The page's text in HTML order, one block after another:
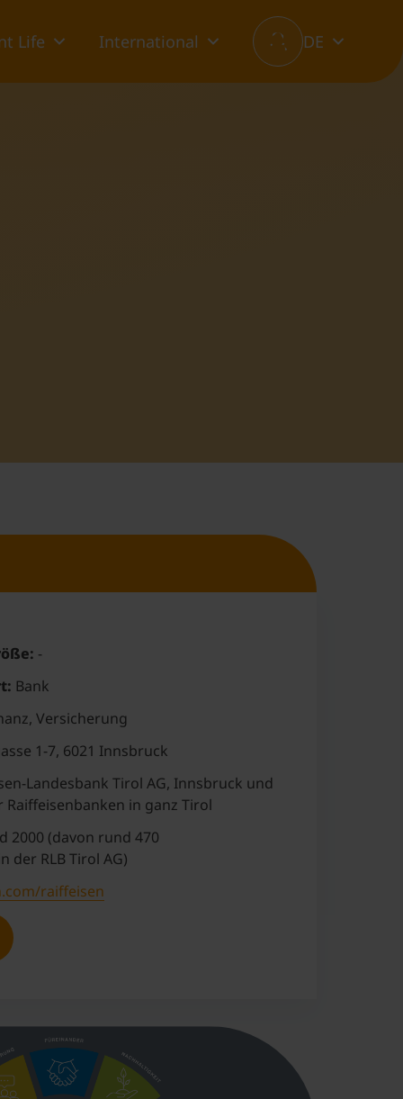
Life International DE
-
Bank
Versicherung
1-7, 6021 Innsbruck
Landesbank Tirol AG, Innsbruck und
in ganz Tirol
2000 (davon rund 470
der RLB Tirol AG)
raiffeisen